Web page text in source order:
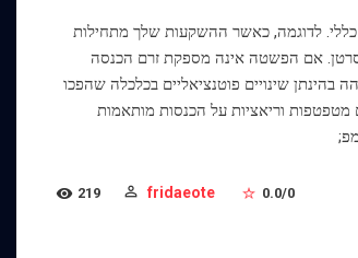
כללי. לדוגמה, כאשר ההשקעות שלך מתחילות
צריך לצבוע מחדש לחלוטין, ואמא שלך צריכה 5,000 דולר לטיפול בסרטן. אם הפשטה אינה מספקת זרם הכנסה
שינויים פוטנציאליים בכלכלה שהפכו
מטפטפות וריאציות על הכנסות מותאמות
219 fridaeote 0.0/0